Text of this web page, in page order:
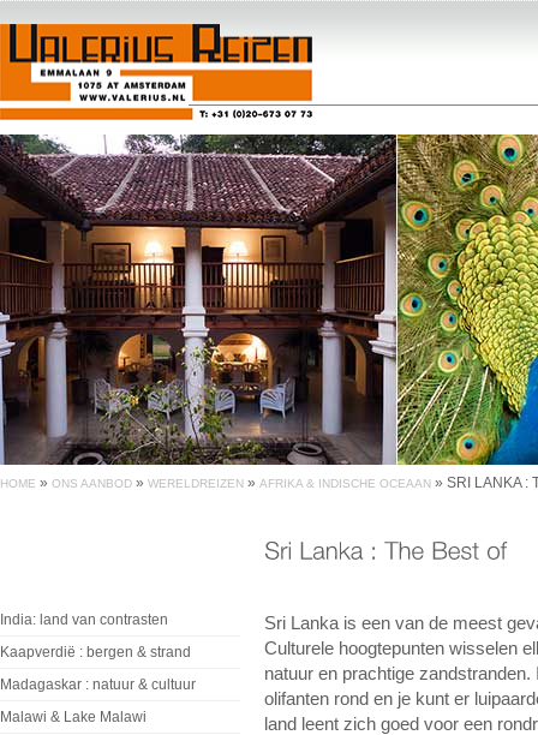
HOME » ONS AANBOD » WERELDREIZEN » AFRIKA & INDISCHE OCEAAN » SRI LANKA :
India: land van contrasten
Kaapverdië : bergen & strand
Madagaskar : natuur & cultuur
Malawi & Lake Malawi
Sri Lanka is een van de meest
Culturele hoogtepunten wisselen
natuur en prachtige
olifanten rond en je kunt er
land leent zich goed voor een